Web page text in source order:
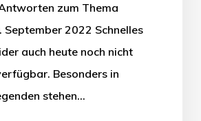
zum Thema
September 2022 Schnelles
auch heute noch nicht
Besonders in
stehen…